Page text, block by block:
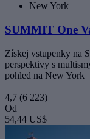
New York
SUMMIT One
Získej vstupenky na
perspektivy s
pohled na New York
4,7 (6 223)
Od
54,44 US$